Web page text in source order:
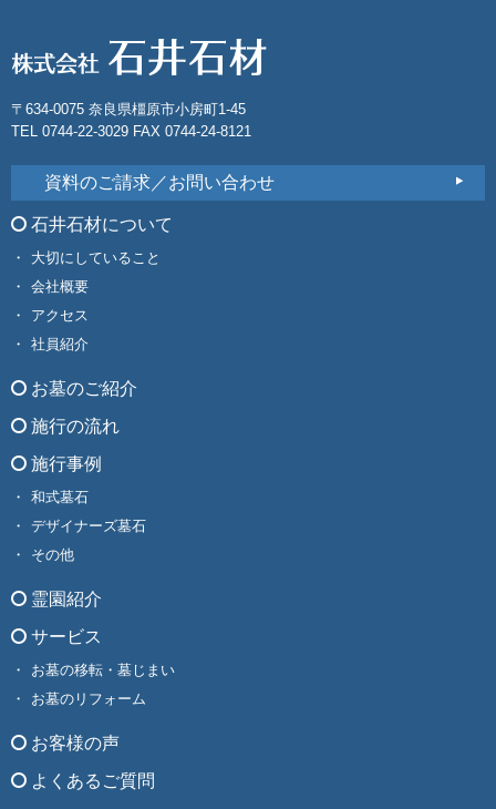
〒634-0075 奈良県橿原市小房町1-45
TEL 0744-22-3029 FAX 0744-24-8121
資料のご請求／お問い合わせ
石井石材について
大切にしていること
会社概要
アクセス
社員紹介
お墓のご紹介
施行の流れ
施行事例
和式墓石
デザイナーズ墓石
その他
霊園紹介
サービス
お墓の移転・墓じまい
お墓のリフォーム
お客様の声
よくあるご質問